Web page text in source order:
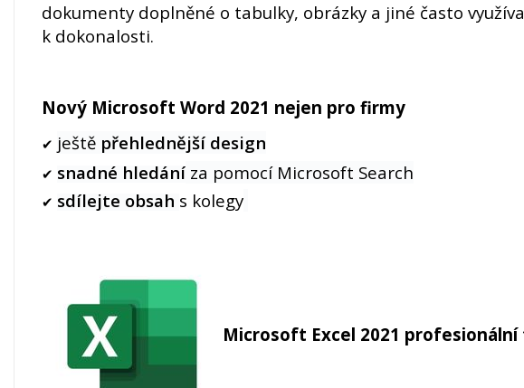
dokumenty doplněné o tabulky, obrázky a jiné často
k dokonalosti.
Nový Microsoft Word 2021 nejen pro firmy
✔ ještě přehlednější design
✔ snadné hledání za pomocí Microsoft Search
✔ sdílejte obsah s kolegy
Microsoft Excel 2021